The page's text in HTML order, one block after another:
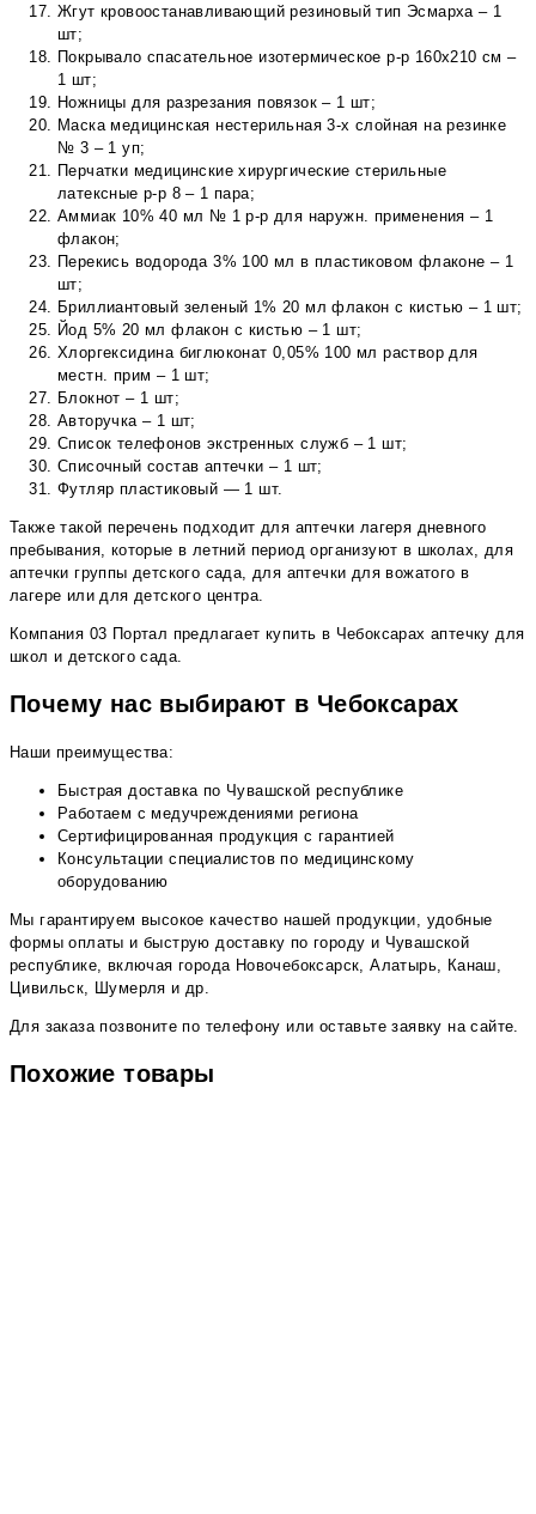
Жгут кровоостанавливающий резиновый тип Эсмарха – 1
шт;
Покрывало спасательное изотермическое р-р 160х210 см –
1 шт;
Ножницы для разрезания повязок – 1 шт;
Маска медицинская нестерильная 3-х слойная на резинке
№ 3 – 1 уп;
Перчатки медицинские хирургические стерильные
латексные р-р 8 – 1 пара;
Аммиак 10% 40 мл № 1 р-р для наружн. применения – 1
флакон;
Перекись водорода 3% 100 мл в пластиковом флаконе – 1
шт;
Бриллиантовый зеленый 1% 20 мл флакон с кистью – 1 шт;
Йод 5% 20 мл флакон с кистью – 1 шт;
Хлоргексидина биглюконат 0,05% 100 мл раствор для
местн. прим – 1 шт;
Блокнот – 1 шт;
Авторучка – 1 шт;
Список телефонов экстренных служб – 1 шт;
Списочный состав аптечки – 1 шт;
Футляр пластиковый — 1 шт.
Также такой перечень подходит для аптечки лагеря дневного
пребывания, которые в летний период организуют в школах, для
аптечки группы детского сада, для аптечки для вожатого в
лагере или для детского центра.
Компания 03 Портал предлагает купить в Чебоксарах аптечку для
школ и детского сада.
Почему нас выбирают в Чебоксарах
Наши преимущества:
Быстрая доставка по Чувашской республике
Работаем с медучреждениями региона
Сертифицированная продукция с гарантией
Консультации специалистов по медицинскому
оборудованию
Мы гарантируем высокое качество нашей продукции, удобные
формы оплаты и быструю доставку по городу и Чувашской
республике, включая города Новочебоксарск, Алатырь, Канаш,
Цивильск, Шумерля и др.
Для заказа позвоните по телефону или оставьте заявку на сайте.
Похожие товары